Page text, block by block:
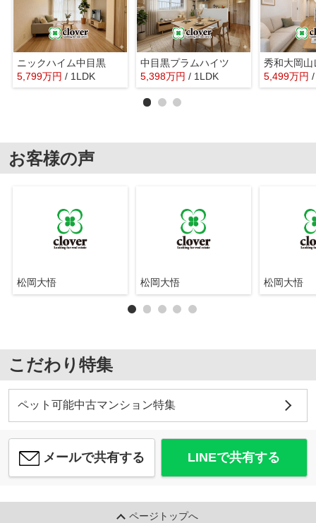
ニックハイム中目黒
5,799万円 / 1LDK
中目黒プラムハイツ
5,398万円 / 1LDK
秀和大岡山
5,499万円
お客様の声
松岡大悟 松岡大悟 松岡大悟
こだわり特集
ペット可能中古マンション特集
メールで共有する LINEで共有する
ページトップへ